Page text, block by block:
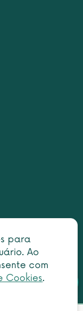
para
Ao
com
Cookies.
0001-31. All